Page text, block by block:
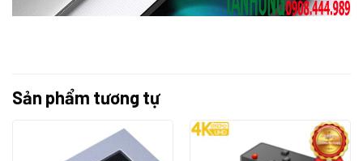
Sản phẩm tương tự